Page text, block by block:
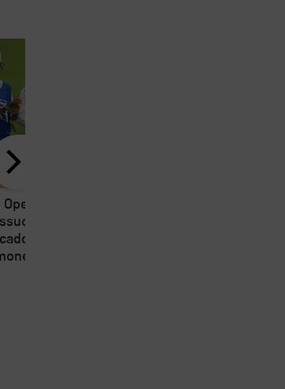
Charley
pilan,
suuttumaan